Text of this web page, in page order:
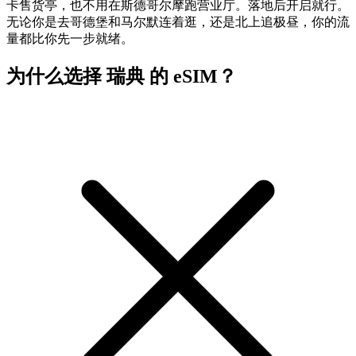
卡售货亭，也不用在斯德哥尔摩跑营业厅。落地后开启就行。
无论你是去哥德堡和马尔默连着逛，还是北上追极昼，你的流
量都比你先一步就绪。
为什么选择 瑞典 的 eSIM？